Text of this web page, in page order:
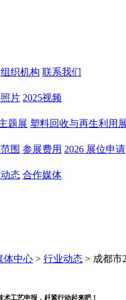
组织机构 联系我们
照片 2025视频
题展 塑料回收与再生利用
围 参展费用 2026 展位申请
态 合作媒体
体中心 > 行业动态 > 成都市
工艺申报，赶紧行动起来吧！